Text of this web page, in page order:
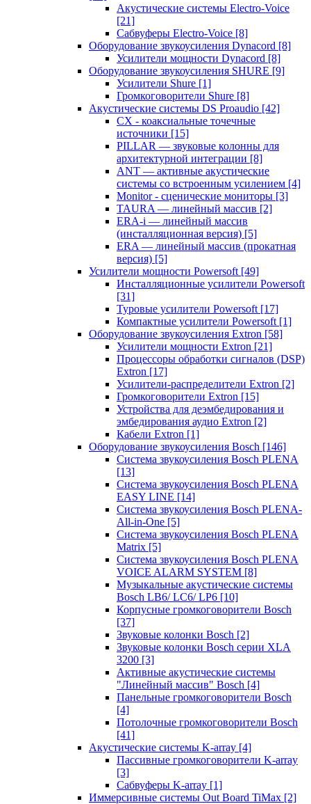
Акустические системы Electro-Voice
[21]
Сабвуферы Electro-Voice [8]
Оборудование звукоусиления Dynacord [8]
Усилители мощности Dynacord [8]
Оборудование звукоусиления SHURE [9]
Усилители Shure [1]
Громкоговорители Shure [8]
Акустические системы DS Proaudio [42]
CX - коаксиальные точечные
источники [15]
PILLAR — звуковые колонны для
архитектурной интеграции [8]
ANT — активные акустические
системы со встроенным усилением [4]
Monitor - сценические мониторы [3]
TAURA — линейный массив [2]
ERA-i — линейный массив
(инсталляционная версия) [5]
ERA — линейный массив (прокатная
версия) [5]
Усилители мощности Powersoft [49]
Инсталляционные усилители Powersoft
[31]
Туровые усилители Powersoft [17]
Компактные усилители Powersoft [1]
Оборудование звукоусиления Extron [58]
Усилители мощности Extron [21]
Процессоры обработки сигналов (DSP)
Extron [17]
Усилители-распределители Extron [2]
Громкоговорители Extron [15]
Устройства для деэмбедирования и
эмбедирования аудио Extron [2]
Кабели Extron [1]
Оборудование звукоусиления Bosch [146]
Система звукоусиления Bosch PLENA
[13]
Система звукоусиления Bosch PLENA
EASY LINE [14]
Система звукоусиления Bosch PLENA-
All-in-One [5]
Система звукоусиления Bosch PLENA
Matrix [5]
Система звукоусиления Bosch PLENA
VOICE ALARM SYSTEM [8]
Музыкальные акустические системы
Bosch LB6/ LC6/ LP6 [10]
Корпусные громкоговорители Bosch
[37]
Звуковые колонки Bosch [2]
Звуковые колонки Bosch серии XLA
3200 [3]
Активные акустические системы
"Линейный массив" Bosch [4]
Панельные громкоговорители Bosch
[4]
Потолочные громкоговорители Bosch
[41]
Акустические системы K-array [4]
Пассивные громкоговорители K-array
[3]
Сабвуферы K-array [1]
Иммерсивные системы Out Board TiMax [2]